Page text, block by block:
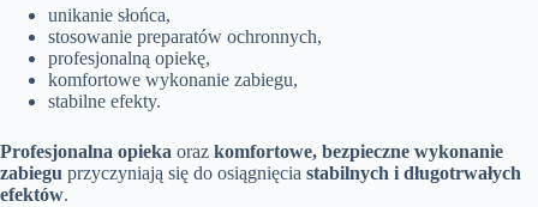
unikanie słońca,
stosowanie preparatów ochronnych,
profesjonalną opiekę,
komfortowe wykonanie zabiegu,
stabilne efekty.
Profesjonalna opieka oraz komfortowe, bezpieczne wykonanie
zabiegu przyczyniają się do osiągnięcia stabilnych i długotrwałych
efektów.